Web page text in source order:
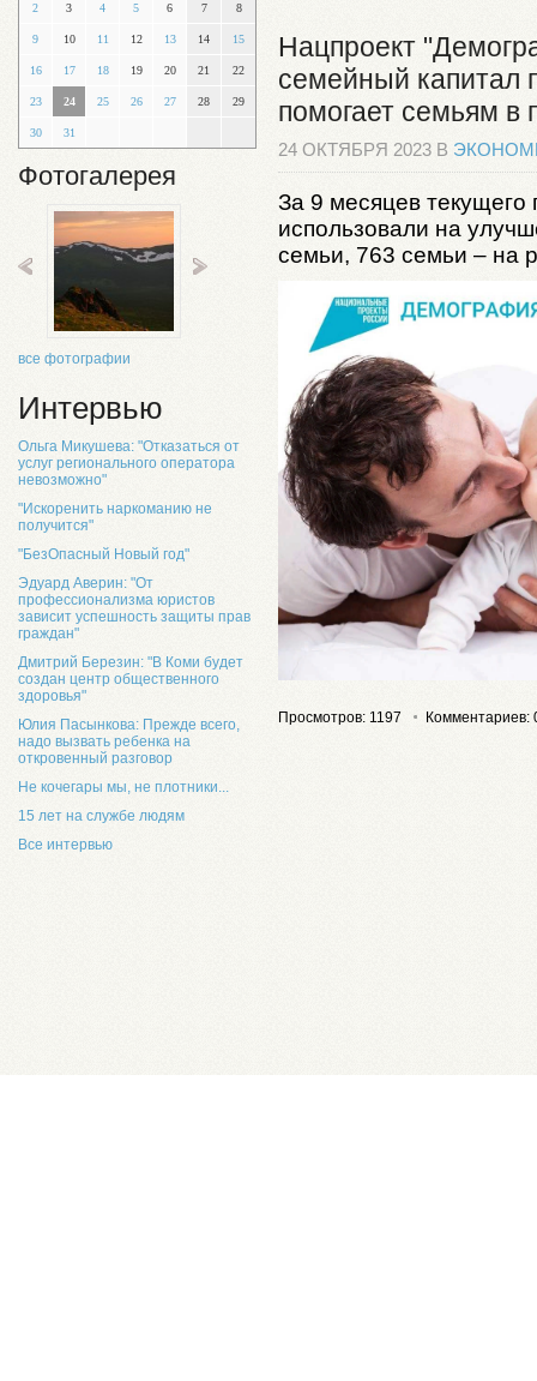
2 3 4 5 6 7 8
9 10 11 12 13 14 15
16 17 18 19 20 21 22
23 24 25 26 27 28 29
30 31
Фотогалерея
все фотографии
Интервью
Ольга Микушева: "Отказаться от
услуг регионального оператора
невозможно"
"Искоренить наркоманию не
получится"
"БезОпасный Новый год"
Эдуард Аверин: "От
профессионализма юристов
зависит успешность защиты прав
граждан"
Дмитрий Березин: "В Коми будет
создан центр общественного
здоровья"
Юлия Пасынкова: Прежде всего,
надо вызвать ребенка на
откровенный разговор
Не кочегары мы, не плотники...
15 лет на службе людям
Все интервью
Нацпроект
семейный капитал
помогает семьям в
24 ОКТЯБРЯ 2023 В
За 9 месяцев текущего
использовали на
семьи, 763 семьи – на
Просмотров: 1197 Комментариев: